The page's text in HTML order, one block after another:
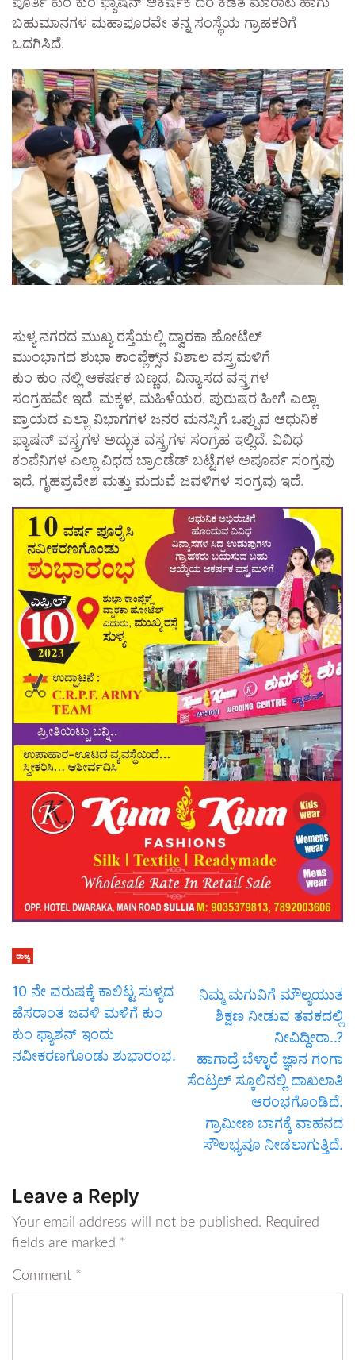
ಪೂರ್ತಿ ಕುಂ ಕುಂ ಫ್ಯಾಷನ್ ಆಕರ್ಷಕ ದರ ಕಡಿತ ಮಾರಾಟ ಹಾಗು
ಬಹುಮಾನಗಳ ಮಹಾಪೂರವೇ ತನ್ನ ಸಂಸ್ಥೆಯ ಗ್ರಾಹಕರಿಗೆ
ಒದಗಿಸಿದೆ.
ಸುಳ್ಯ ನಗರದ ಮುಖ್ಯ ರಸ್ತೆಯಲ್ಲಿ ದ್ವಾರಕಾ ಹೋಟೆಲ್
ಮುಂಭಾಗದ ಶುಭಾ ಕಾಂಪ್ಲೆಕ್ಸ್‌ನ ವಿಶಾಲ ವಸ್ತ್ರಮಳಿಗೆ
ಕುಂ ಕುಂ ನಲ್ಲಿ ಆಕರ್ಷಕ ಬಣ್ಣದ, ವಿನ್ಯಾಸದ ವಸ್ತ್ರಗಳ
ಸಂಗ್ರಹವೇ ಇದೆ. ಮಕ್ಕಳ, ಮಹಿಳೆಯರ, ಪುರುಷರ ಹೀಗೆ ಎಲ್ಲಾ
ಪ್ರಾಯದ ಎಲ್ಲಾ ವಿಭಾಗಗಳ ಜನರ ಮನಸ್ಸಿಗೆ ಒಪ್ಪುವ ಆಧುನಿಕ
ಫ್ಯಾಷನ್ ವಸ್ತ್ರಗಳ ಅದ್ಭುತ ವಸ್ತ್ರಗಳ ಸಂಗ್ರಹ ಇಲ್ಲಿದೆ. ವಿವಿಧ
ಕಂಪೆನಿಗಳ ಎಲ್ಲಾ ವಿಧದ ಬ್ರಾಂಡೆಡ್ ಬಟ್ಟೆಗಳ ಅಪೂರ್ವ ಸಂಗ್ರವು
ಇದೆ. ಗೃಹಪ್ರವೇಶ ಮತ್ತು ಮದುವೆ ಜವಳಿಗಳ ಸಂಗ್ರವು ಇದೆ.
ರಾಜ್ಯ
10 ನೇ ವರುಷಕ್ಕೆ ಕಾಲಿಟ್ಟ ಸುಳ್ಯದ
ಹೆಸರಾಂತ ಜವಳಿ ಮಳಿಗೆ ಕುಂ
ಕುಂ ಫ್ಯಾಶನ್ ಇಂದು
ನವೀಕರಣಗೊಂಡು ಶುಭಾರಂಭ.
ನಿಮ್ಮ ಮಗುವಿಗೆ ಮೌಲ್ಯಯುತ
ಶಿಕ್ಷಣ ನೀಡುವ ತವಕದಲ್ಲಿ
ನೀವಿದ್ದೀರಾ..?
ಹಾಗಾದ್ರೆ ಬೆಳ್ಳಾರೆ ಜ್ಞಾನ ಗಂಗಾ
ಸೆಂಟ್ರಲ್ ಸ್ಕೂಲಿನಲ್ಲಿ ದಾಖಲಾತಿ
ಆರಂಭಗೊಂಡಿದೆ.
ಗ್ರಾಮೀಣ ಬಾಗಕ್ಕೆ ವಾಹನದ
ಸೌಲಭ್ಯವೂ ನೀಡಲಾಗುತ್ತಿದೆ.
Leave a Reply
Your email address will not be published. Required
fields are marked *
Comment *